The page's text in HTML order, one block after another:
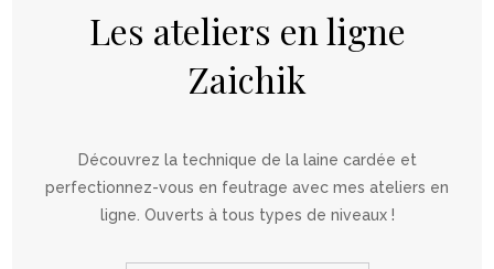
Les ateliers en ligne
Zaichik
Découvrez la technique de la laine cardée et
perfectionnez-vous en feutrage avec mes ateliers en
ligne. Ouverts à tous types de niveaux !